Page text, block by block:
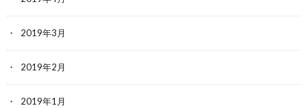
2019年3月
2019年2月
2019年1月